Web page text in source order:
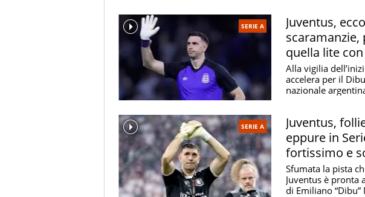
SERIE A
Juventus,
scaramanzie,
quella lite
sul
Alla vigilia
accelera per il
nazionale
SERIE A
Juventus,
eppure in
fortissimo e
poco
Sfumata la pista
Juventus è pronta
di Emiliano